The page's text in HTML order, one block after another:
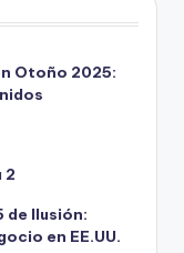
Otoño 2025:
2
de Ilusión:
en EE.UU.